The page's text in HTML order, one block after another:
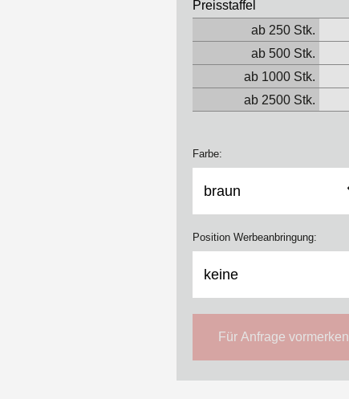
Preisstaffel
ab 250 Stk.
ab 500 Stk.
ab 1000 Stk.
ab 2500 Stk.
Farbe:
Position Werbeanbringung:
Für Anfrage vormerken